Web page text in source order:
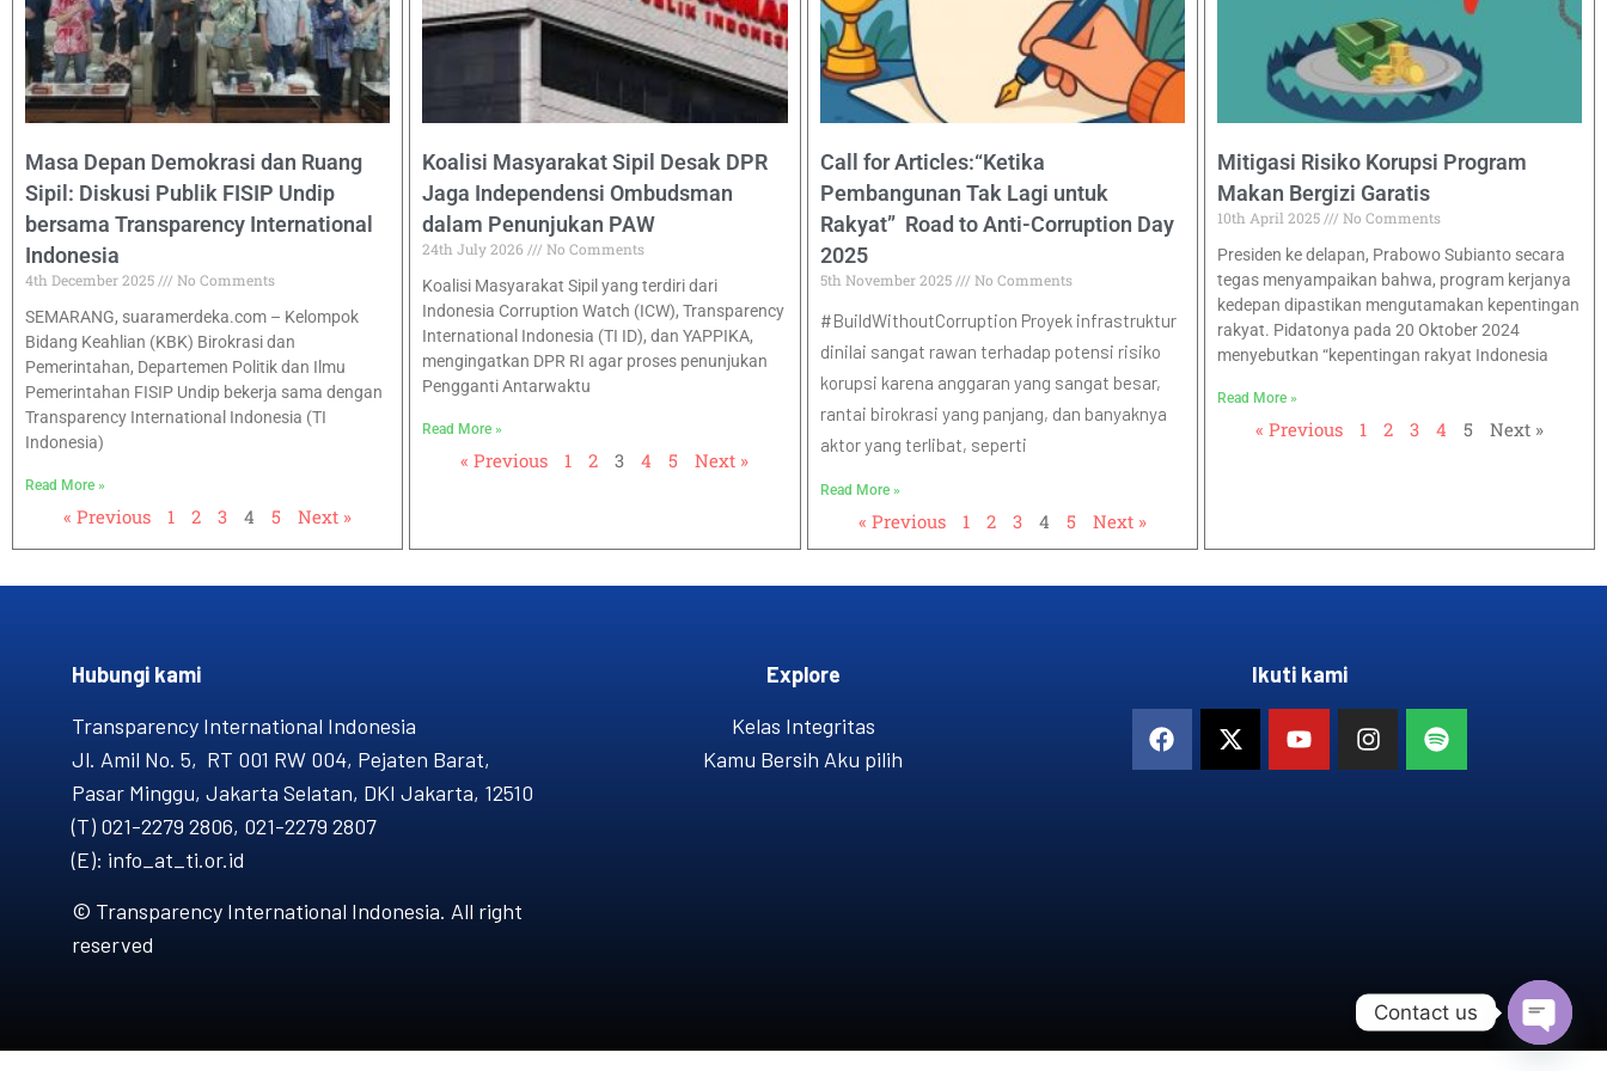
Masa Depan Demokrasi dan Ruang
Sipil: Diskusi Publik FISIP Undip
bersama Transparency International
Indonesia
4th December 2025
No Comments
SEMARANG, suaramerdeka.com – Kelompok
Bidang Keahlian (KBK) Birokrasi dan
Pemerintahan, Departemen Politik dan Ilmu
Pemerintahan FISIP Undip bekerja sama dengan
Transparency International Indonesia (TI
Indonesia)
Read More »
« Previous 1 2 3 4 5 Next »
Koalisi Masyarakat Sipil Desak DPR
Jaga Independensi Ombudsman
dalam Penunjukan PAW
24th July 2026
No Comments
Koalisi Masyarakat Sipil yang terdiri dari
Indonesia Corruption Watch (ICW), Transparency
International Indonesia (TI ID), dan YAPPIKA,
mengingatkan DPR RI agar proses penunjukan
Pengganti Antarwaktu
Read More »
« Previous 1 2 3 4 5 Next »
Call for Articles:“Ketika
Pembangunan Tak Lagi untuk
Rakyat” Road to Anti-Corruption Day
2025
5th November 2025 No Comments
#BuildWithoutCorruption Proyek infrastruktur
dinilai sangat rawan terhadap potensi risiko
korupsi karena anggaran yang sangat besar,
rantai birokrasi yang panjang, dan banyaknya
aktor yang terlibat, seperti
Read More »
« Previous 1 2 3 4 5 Next »
Mitigasi Risiko Korupsi Program
Makan Bergizi Garatis
10th April 2025
No Comments
Presiden ke delapan, Prabowo Subianto secara
tegas menyampaikan bahwa, program kerjanya
kedepan dipastikan mengutamakan kepentingan
rakyat. Pidatonya pada 20 Oktober 2024
menyebutkan “kepentingan rakyat Indonesia
Read More »
« Previous 1 2 3 4 5 Next »
Hubungi kami​
Transparency International Indonesia
Jl. Amil No. 5, RT 001 RW 004, Pejaten Barat,
Pasar Minggu, Jakarta Selatan, DKI Jakarta, 12510
(T) 021-2279 2806, 021-2279 2807
(E): info_at_ti.or.id
© Transparency International Indonesia. All right
reserved
Explore
Kelas Integritas
Kamu Bersih Aku pilih
Ikuti kami
Contact us
OPEN